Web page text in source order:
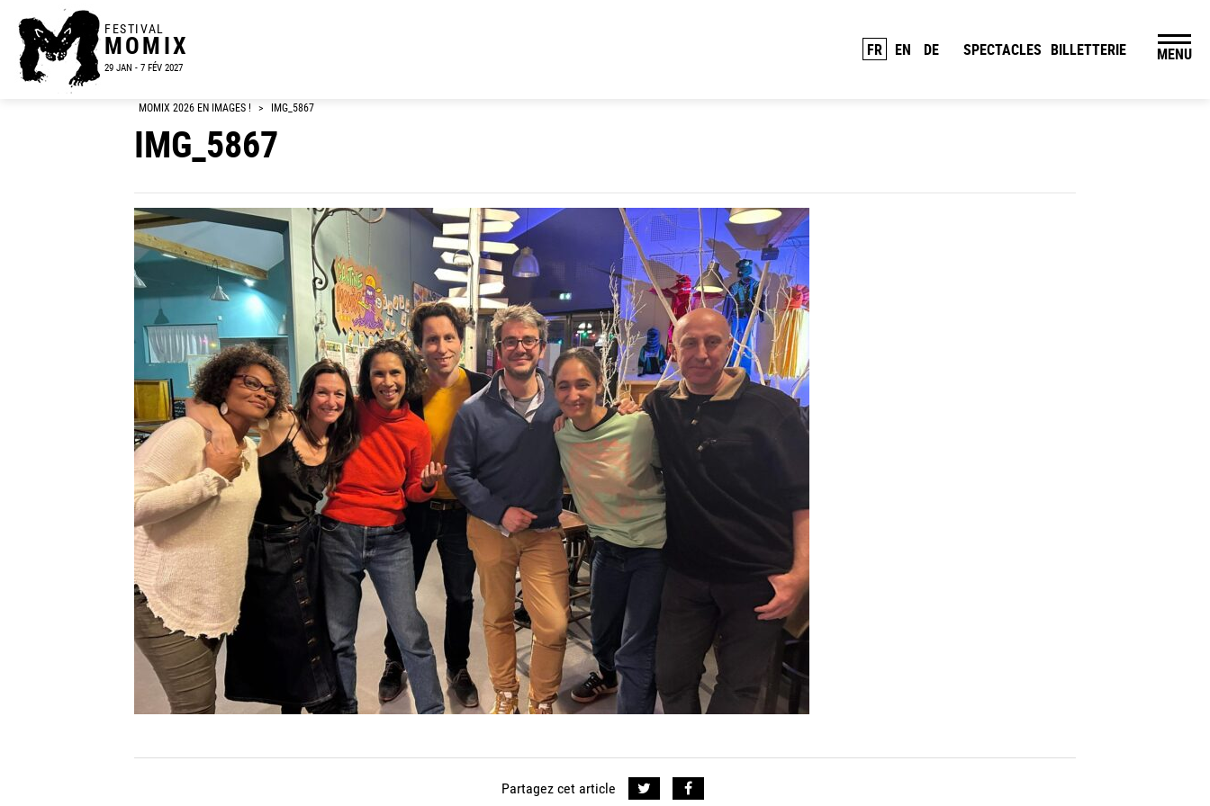
FESTIVAL
MOMIX
29 JAN - 7 FÉV 2027
FR EN DE SPECTACLES BILLETTERIE MENU
MOMIX 2026 EN IMAGES ! > IMG_5867
IMG_5867
Partagez cet article